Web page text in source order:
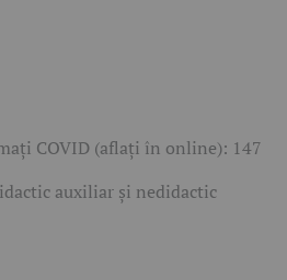
COVID (aflați în online): 147
auxiliar și nedidactic